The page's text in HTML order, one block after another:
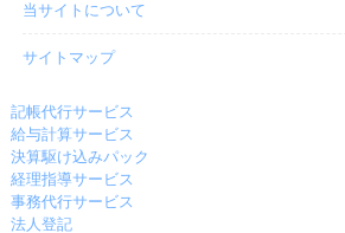
当サイトについて
サイトマップ
記帳代行サービス
給与計算サービス
決算駆け込みパック
経理指導サービス
事務代行サービス
法人登記